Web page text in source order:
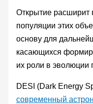
Открытие расширит
популяции этих
основу для
касающихся
их роли в эволюции
DESI (Dark Energy
современный